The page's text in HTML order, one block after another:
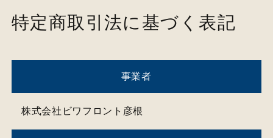
ワンちゃんとのご宿泊
宿泊約款・プライバシーポリシー
特定商取引法に基づく表記
事業者
株式会社ビワフロント彦根
宿泊プラン一覧
レンタカー付宿泊プラン
航空券付宿泊プラン